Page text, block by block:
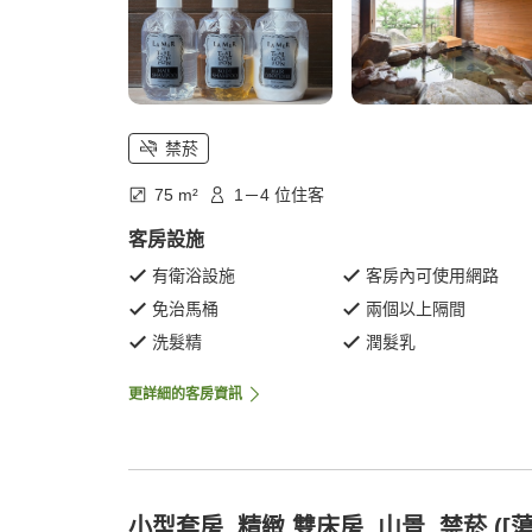
禁菸
75 m² 1－4 位住客
客房設施
有衛浴設施
客房內可使用網路
免治馬桶
兩個以上隔間
洗髮精
潤髮乳
更詳細的客房資訊